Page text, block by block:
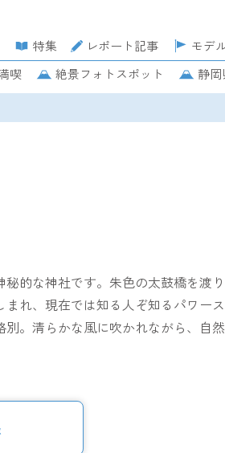
特集 レポート記事 モデ
喫 絶景フォトスポット 静岡
的な神社です。朱色の太鼓橋を渡
れ、現在では知る人ぞ知るパワー
。清らかな風に吹かれながら、自